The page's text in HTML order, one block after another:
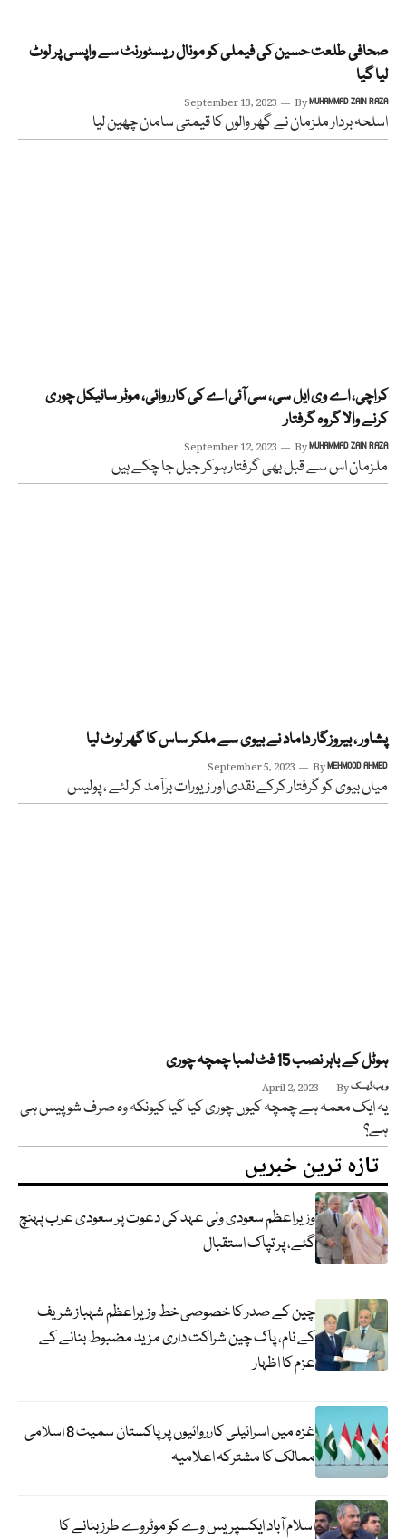
صحافی طلعت حسین کی فیملی کو مونال ریسٹورنٹ سے واپسی پر لوٹ
لیا گیا
September 13, 2023 ByMUHAMMAD ZAIN RAZA
اسلحہ بردار ملزمان نے گھر والوں کا قیمتی سامان چھین لیا
کراچی، اے وی ایل سی، سی آئی اے کی کارروائی، موٹر سائیکل چوری
کرنے والا گروہ گرفتار
September 12, 2023 ByMUHAMMAD ZAIN RAZA
ملزمان اس سے قبل بھی گرفتار ہوکر جیل جا چکے ہیں
پشاور ، بیروزگار داماد نے بیوی سے ملکر ساس کا گھر لوٹ لیا
September 5, 2023 ByMEHMOOD AHMED
میاں بیوی کو گرفتار کرکے نقدی اور زیورات برآمد کر لئے ، پولیس
ہوٹل کے باہر نصب 15 فٹ لمبا چمچہ چوری
April 2, 2023 Byویب ڈیسک
یہ ایک معمہ ہے چمچہ کیوں چوری کیا گیا کیونکہ وہ صرف شو پیس ہی
ہے؟
تازہ ترین خبریں
وزیراعظم سعودی ولی عہد کی دعوت پر سعودی عرب پہنچ
گئے، پر تپاک استقبال
چین کے صدر کا خصوصی خط وزیراعظم شہباز شریف
کے نام، پاک چین شراکت داری مزید مضبوط بنانے کے
عزم کا اظہار
غزہ میں اسرائیلی کارروائیوں پر پاکستان سمیت 8 اسلامی
ممالک کا مشترکہ اعلامیہ
اسلام آباد ایکسپریس وے کو موٹروے طرز بنانے کا